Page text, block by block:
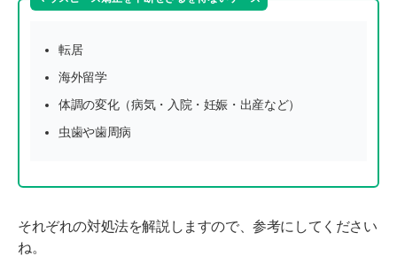
転居
海外留学
体調の変化（病気・入院・妊娠・出産など）
虫歯や歯周病
それぞれの対処法を解説しますので、参考にしてください
ね。